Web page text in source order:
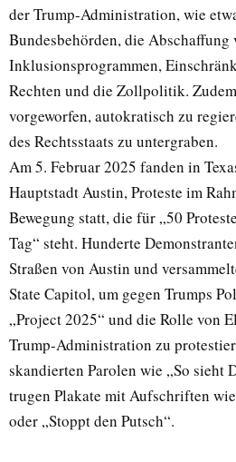
der Trump-Administration, wie
Bundesbehörden, die
Inklusionsprogrammen,
Rechten und die Zollpolitik.
vorgeworfen, autokratisch zu
des Rechtsstaats zu untergraben.
Am 5. Februar 2025 fanden in
Hauptstadt Austin, Proteste im
Bewegung statt, die für „50
Tag“ steht. Hunderte
Straßen von Austin und
State Capitol, um gegen Trumps
„Project 2025“ und die Rolle von
Trump-Administration zu
skandierten Parolen wie „So sieht
trugen Plakate mit Aufschriften
oder „Stoppt den Putsch“.